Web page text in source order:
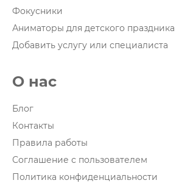
Фокусники
Аниматоры для детского праздника
Добавить услугу или специалиста
О нас
Блог
Контакты
Правила работы
Соглашение с пользователем
Политика конфиденциальности